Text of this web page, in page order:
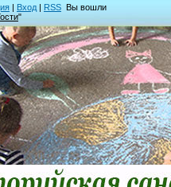
| Вход | RSS Вы вошли
"